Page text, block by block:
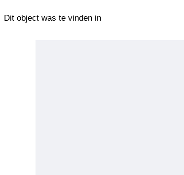
Dit object was te vinden in